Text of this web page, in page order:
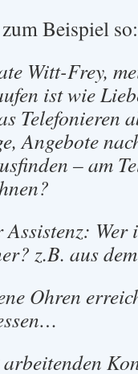
Beispiel so:
Witt-Frey,
ist wie
Telefonieren
Angebote
– am
Wer
z.B. aus
Ohren